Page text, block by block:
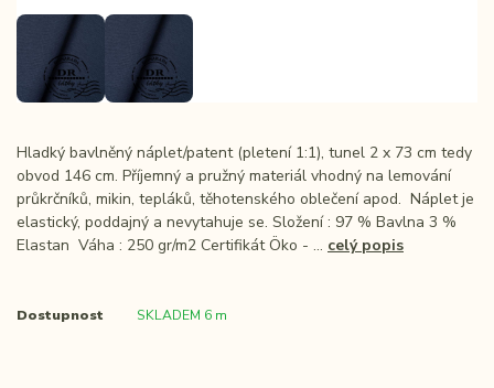
Hladký bavlněný náplet/patent (pletení 1:1), tunel 2 x 73 cm tedy
obvod 146 cm. Příjemný a pružný materiál vhodný na lemování
průkrčníků, mikin, tepláků, těhotenského oblečení apod. Náplet je
elastický, poddajný a nevytahuje se. Složení : 97 % Bavlna 3 %
Elastan Váha : 250 gr/m2 Certifikát Öko - ... celý popis
Dostupnost SKLADEM 6 m